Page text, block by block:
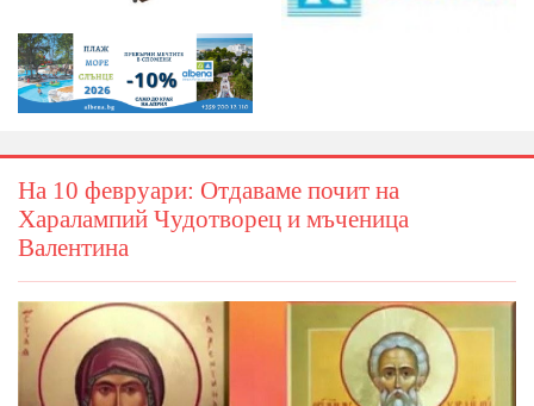
На 10 февруари: Отдаваме почит на
Харалампий Чудотворец и мъченица
Валентина